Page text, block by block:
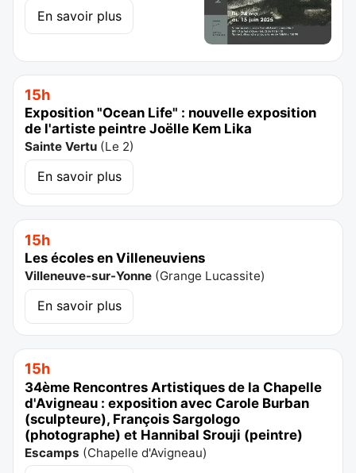
En savoir plus
15h
Exposition "Ocean Life" : nouvelle exposition
de l'artiste peintre Joëlle Kem Lika
Sainte Vertu (Le 2)
En savoir plus
15h
Les écoles en Villeneuviens
Villeneuve-sur-Yonne (Grange Lucassite)
En savoir plus
15h
34ème Rencontres Artistiques de la Chapelle
d'Avigneau : exposition avec Carole Burban
(sculpteure), François Sargologo
(photographe) et Hannibal Srouji (peintre)
Escamps (Chapelle d'Avigneau)